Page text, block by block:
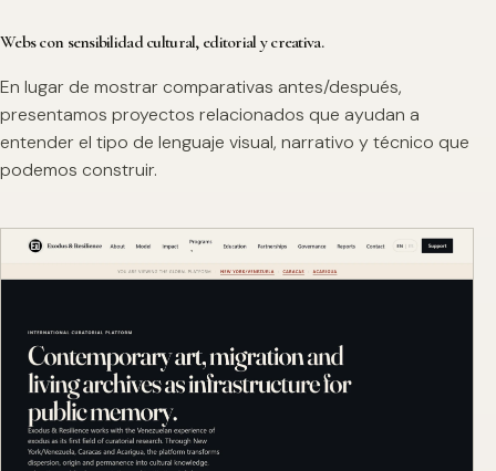
Webs con sensibilidad cultural, editorial y creativa.
En lugar de mostrar comparativas antes/después,
presentamos proyectos relacionados que ayudan a
entender el tipo de lenguaje visual, narrativo y técnico que
podemos construir.